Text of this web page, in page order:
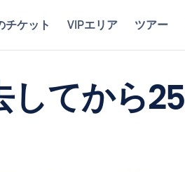
チケット VIPエリア ツアー
してから25